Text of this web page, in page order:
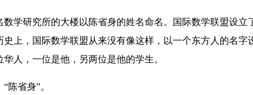
研究所的大楼以陈省身的姓名命名。国际数学联盟设立
上，国际数学联盟从来没有像这样，以一个东方人的名字
人，一位是他，另两位是他的学生。
省身”。